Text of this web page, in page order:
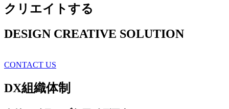
クリエイトする
DESIGN CREATIVE SOLUTION
CONTACT US
DX組織体制